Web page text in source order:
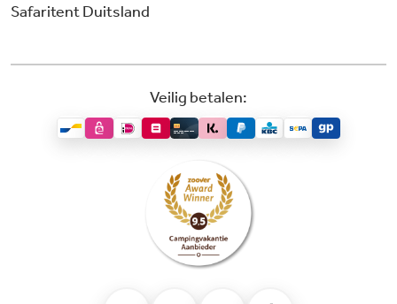
Safaritent Duitsland
Veilig betalen: